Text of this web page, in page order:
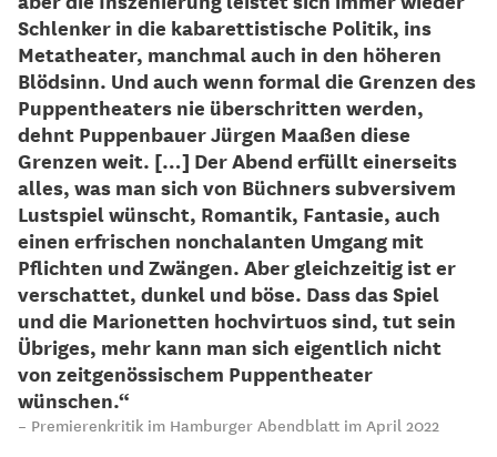
Schlenker in die kabarettistische Politik, ins
Metatheater, manchmal auch in den höheren
Blödsinn. Und auch wenn formal die Grenzen des
Puppentheaters nie überschritten werden,
dehnt Puppenbauer Jürgen Maaßen diese
Grenzen weit. […] Der Abend erfüllt einerseits
alles, was man sich von Büchners subversivem
Lustspiel wünscht, Romantik, Fantasie, auch
einen erfrischen nonchalanten Umgang mit
Pflichten und Zwängen. Aber gleichzeitig ist er
verschattet, dunkel und böse. Dass das Spiel
und die Marionetten hochvirtuos sind, tut sein
Übriges, mehr kann man sich eigentlich nicht
von zeitgenössischem Puppentheater
wünschen.“
Premierenkritik im Hamburger Abendblatt im April 2022